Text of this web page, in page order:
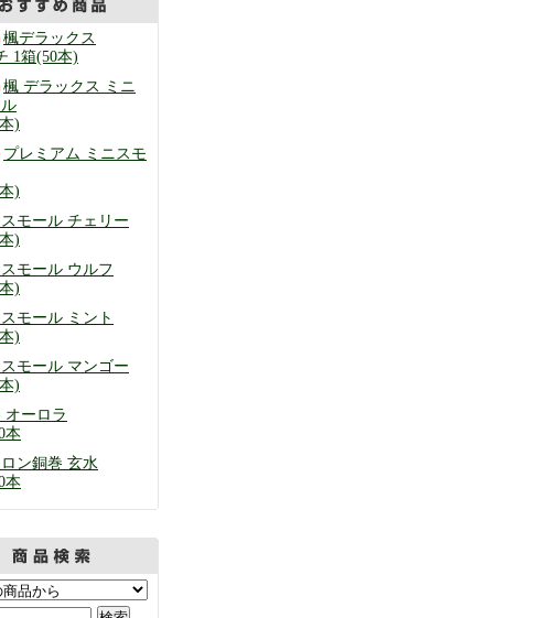
楓デラックス
1箱(50本)
楓 デラックス ミニ
)
プレミアム ミニスモ
)
スモール チェリー
)
スモール ウルフ
)
スモール ミント
)
スモール マンゴー
)
オーロラ
本
ロン銅巻 玄水
本